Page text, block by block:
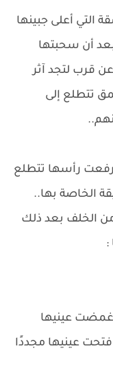
التي أعلى جبينها
أن سحبتها
قرب لتجد آثر
تتطلع إلى
رأسها تتطلع
الخاصة بها..
الخلف بعد ذلك
:
عينيها
عينيها مجددًا